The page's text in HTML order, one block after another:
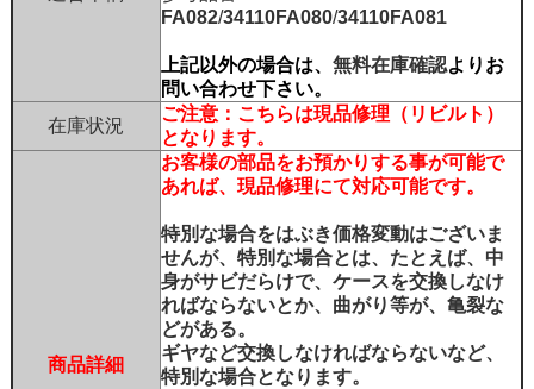
FA082/34110FA080/34110FA081
上記以外の場合は、 無料在庫確認よりお
問い合わせ下さい。
在庫状況
ご注意：こちらは現品修理（リビルト）
となります。
商品詳細
お客様の部品をお預かりする事が可能で
あれば、現品修理にて対応可能です。
特別な場合をはぶき価格変動はございま
せんが、特別な場合とは、たとえば、中
身がサビだらけで、ケースを交換しなけ
ればならないとか、曲がり等が、亀裂な
どがある。
ギヤなど交換しなければならないなど、
特別な場合となります。